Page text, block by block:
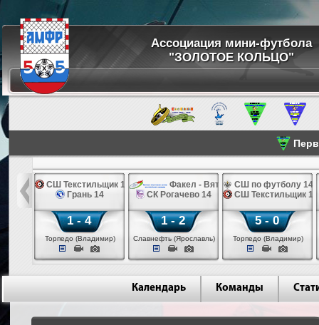
Ассоциация мини-футбола
"ЗОЛОТОЕ КОЛЬЦО"
14
СШ Текстильщик 14
Грань 14
1 - 4
Торпедо (Владимир)
Факел - ВятСШОР 14
СК Рогачево 14
1 - 2
Славнефть (Ярославль)
СШ по футболу 14
СШ Текстильщик 14
5 - 0
Торпедо (Владимир)
Календарь Команды